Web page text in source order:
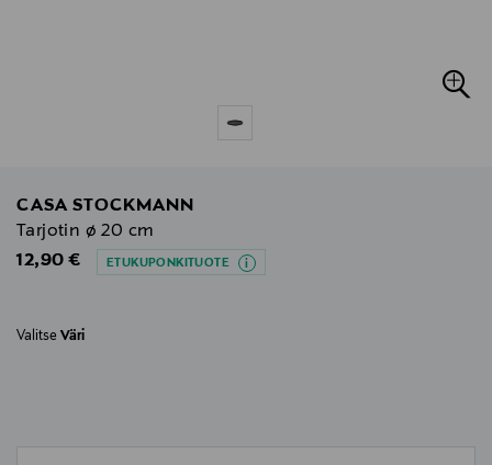
CASA STOCKMANN
Tarjotin ø 20 cm
Original Price
12,90 € ETUKUPONKITUOTE
Valitse Väri